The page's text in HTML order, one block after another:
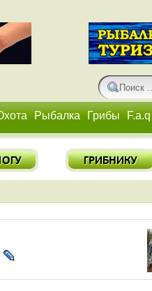
Рыбалка Грибы F.a.q